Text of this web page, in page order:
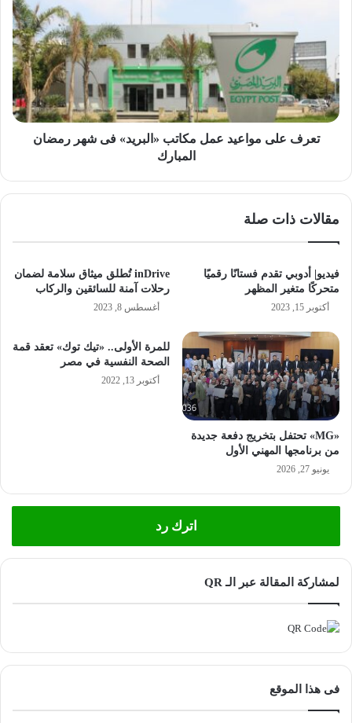
عمل
مكاتب
«البريد»
فى
شهر
رمضان
المباركتعرف على مواعيد عمل مكاتب «البريد» فى شهر رمضان
المبارك
مقالات ذات صلة
فيديو| أدوبي تقدم فستانًا رقميًا
متحركًا متغير المظهر
أكتوبر 15, 2023
inDrive تُطلق ميثاق سلامة لضمان
رحلات آمنة للسائقين والركاب
أغسطس 8, 2023
«MG» تحتفل بتخريج دفعة جديدة
من برنامجها المهني الأول
يونيو 27, 2026
للمرة الأولى.. «تيك توك» تعقد قمة
الصحة النفسية في مصر
أكتوبر 13, 2022
اترك رد
لمشاركة المقالة عبر الـ QR
فى هذا الموقع